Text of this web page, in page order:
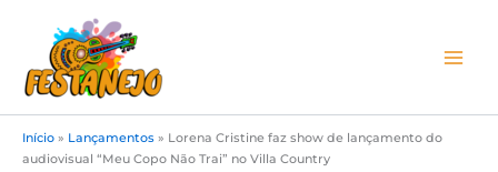
conteúdo
Início » Lançamentos » Lorena Cristine faz show de lançamento do
audiovisual “Meu Copo Não Trai” no Villa Country